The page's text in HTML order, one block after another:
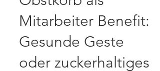
Obstkorb als
Mitarbeiter Benefit:
Gesunde Geste